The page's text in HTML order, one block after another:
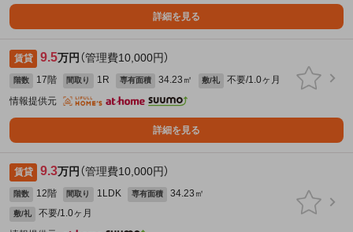
詳細を見る
賃貸 9.5万円 （管理費10,000円）
階数 17階 間取り 1R 専有面積 34.23㎡ 敷/礼
不要/1.0ヶ月
情報提供元
詳細を見る
賃貸 9.3万円 （管理費10,000円）
階数 12階 間取り 1LDK 専有面積 34.23㎡
敷/礼
不要/1.0ヶ月